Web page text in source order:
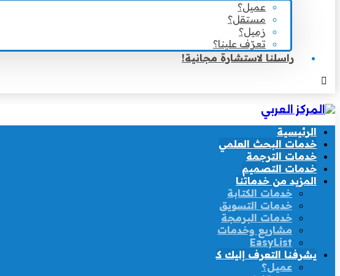
عميل؟
مستقل؟
زميل؟
تعرّف علينا؟
راسلنا لاستشارة مجانية!
الرئيسية
خدمات البحث العلمي
خدمات الترجمة
خدمات التصميم
المزيد من خدماتنا
خدمات الكتابة
خدمات التسويق
خدمات البرمجة
مشاريع وخدمات
EasyList
يشرفنا التعرف إليك كـ
عميل؟